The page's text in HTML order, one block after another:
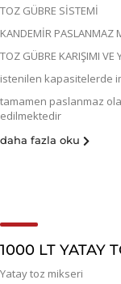
TOZ GÜBRE SİSTEMİ
KANDEMİR PASLANMAZ
TOZ GÜBRE KARIŞIMI VE
istenilen kapasitelerde
tamamen paslanmaz
edilmektedir
daha fazla oku
1000 LT YATAY
Yatay toz mikseri